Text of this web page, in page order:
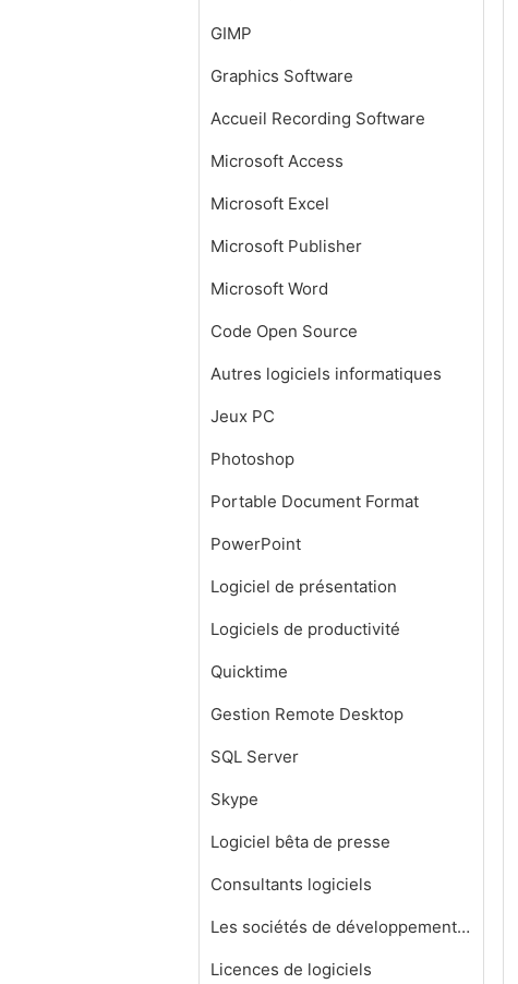
GIMP
Graphics Software
Accueil Recording Software
Microsoft Access
Microsoft Excel
Microsoft Publisher
Microsoft Word
Code Open Source
Autres logiciels informatiques
Jeux PC
Photoshop
Portable Document Format
PowerPoint
Logiciel de présentation
Logiciels de productivité
Quicktime
Gestion Remote Desktop
SQL Server
Skype
Logiciel bêta de presse
Consultants logiciels
Les sociétés de développement de logiciels
Licences de logiciels